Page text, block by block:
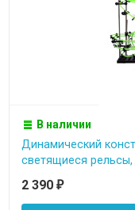
В наличии
Динамический
светящиеся рельсы,
2 390 ₽